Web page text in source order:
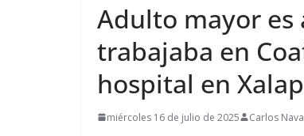
Adulto mayor
trabajaba en
hospital en
miércoles 16 de julio de 2025 Carlos Nava